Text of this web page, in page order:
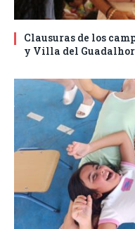
Clausuras de los
y Villa del